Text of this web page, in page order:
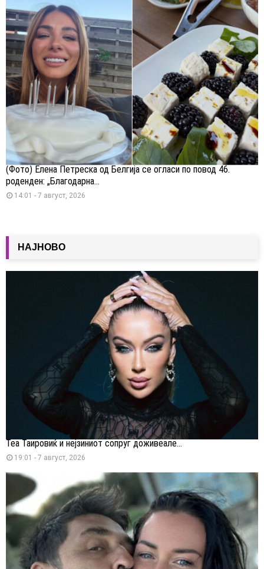
(Фото) Елена Петреска од Белгија се огласи по повод 46.
роденден: „Благодарна...
14:01 - 7 август, 2026
НАЈНОВО
Теа Таировиќ и нејзиниот сопруг доживеале...
19:01 - 7 август, 2026